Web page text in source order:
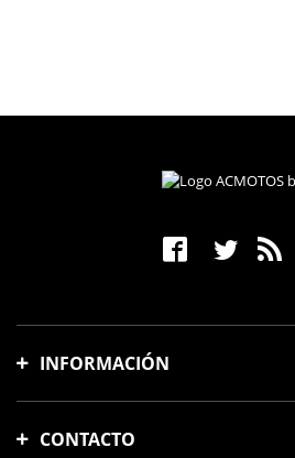
INFORMACIÓN
Formas de pago
CONTACTO